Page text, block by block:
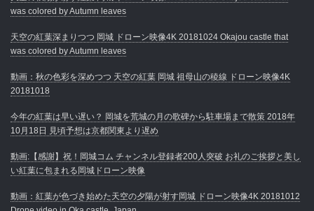
was colored by Autumn leaves
天空の紅葉深まりつつ 岡城 ドローン映像4K 20181024 Okajou castle that
was colored by Autumn leaves
動画：秋の色彩を深めつつ 天空の紅葉 岡城 祖母山の稜線 ドローン映像4K
20181018
今年の紅葉は早い遅い？ 岡城を荒城の月の歌碑から駐車場まで散策 2018年
10月18日 見頃予想は京都関東より遅め
動画:【感謝】祝！岡城コム チャンネル登録者200人突破 お礼のご挨拶と美し
い紅葉に包まれる岡城ドローン映像
動画：紅葉が色づき始めた天空の夕陽が射す岡城 ドローン映像4K 20181012